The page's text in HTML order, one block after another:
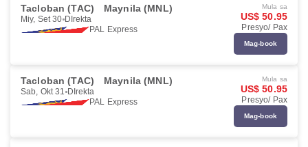
Tacloban (TAC) Maynila (MNL)
Miy, Set 30 DIrekta
PAL Express
Mula sa
US$ 50.95
Presyo/ Pax
Mag-book
Tacloban (TAC) Maynila (MNL)
Sab, Okt 31 DIrekta
PAL Express
Mula sa
US$ 50.95
Presyo/ Pax
Mag-book